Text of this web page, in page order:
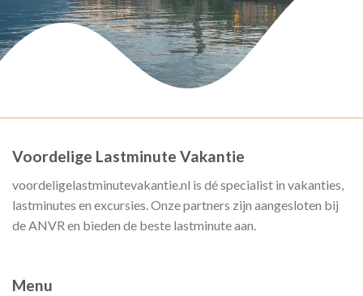
Voordelige Lastminute Vakantie
voordeligelastminutevakantie.nl is dé specialist in vakanties,
lastminutes en excursies. Onze partners zijn aangesloten bij
de ANVR en bieden de beste lastminute aan.
Menu